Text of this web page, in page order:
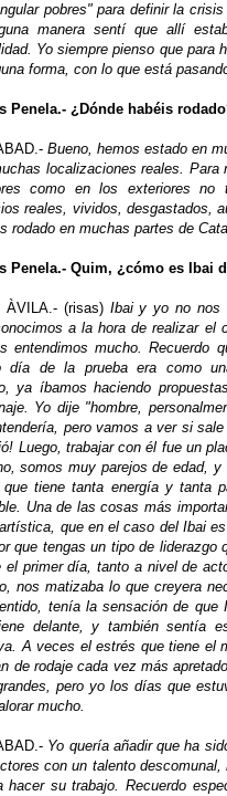
pobres" para definir la
manera sentí que allí
Yo siempre pienso que para
forma, con lo que está
Penela.- ¿Dónde habéis
Bueno, hemos estado en
localizaciones reales.
como en los exteriores no
reales, vividos, desgastados,
rodado en muchas partes de
Penela.- Quim, ¿cómo es Ibai
ÀVILA.- (risas) Ibai y yo no nos
a la hora de realizar el
entendimos mucho. Recuerdo
día de la prueba era como
ya íbamos haciendo
Yo dije "hombre,
pero vamos a ver si sale
Luego, trabajar con él fue un
somos muy parejos de edad,
que tiene tanta energía y tanta
Una de las cosas más
que en el caso del Ibai
que tengas un tipo de
el primer día, tanto a nivel de
nos matizaba lo que creyera
tenía la sensación de que
delante, y también sentía
A veces el estrés que tiene el
de rodaje cada vez más
pero yo los días que
mucho.
Yo quería añadir que ha
con un talento
hacer su trabajo. Recuerdo